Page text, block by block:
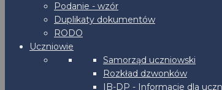
Podanie - wzór
Duplikaty dokumentów
RODO
Uczniowie
Samorząd uczniowski
Rozkład dzwonków
IB-DP - Informacje dla